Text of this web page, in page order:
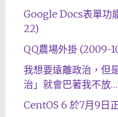
Google Docs表單功
22)
QQ農場外掛 (2009-
我想要遠離政治，但
治」就會巴著我不放
CentOS 6 於7月9日